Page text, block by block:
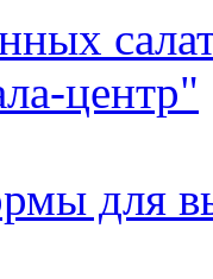
центр"
для